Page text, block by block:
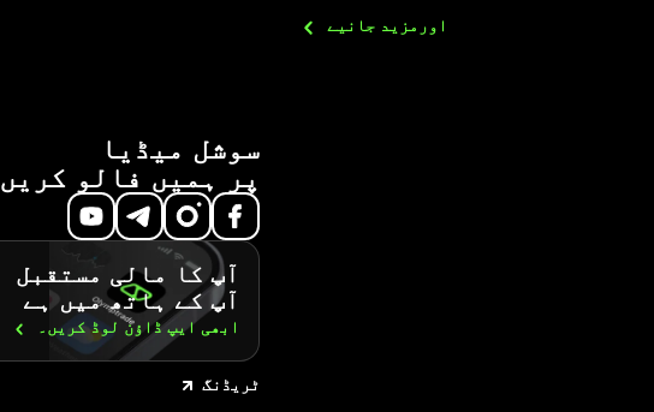
اورمزید جانیے
سوشل میڈیا
پر ہمیں فالو کریں
آپ کا مالی مستقبل
آپ کے ہاتھ میں ہے
ابھی ایپ ڈاؤن لوڈکریں۔
ٹریڈنگ